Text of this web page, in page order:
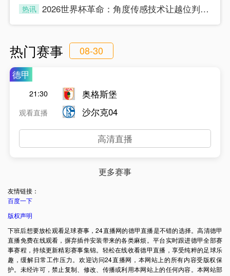
热讯
2026世界杯革命：角度传感技术让越位判罚进入“毫米级时代”
热门赛事 08-30
德甲
21:30
观看直播
奥格斯堡
沙尔克04
高清直播
更多赛事
友情链接：
百度一下
版权声明
下班后想要放松观看足球赛事，24直播网的德甲直播是不错的选择。高清德甲
直播免费在线观看，摒弃插件安装带来的各类麻烦。平台实时跟进德甲全部赛
事赛程，持续更新精彩赛事集锦。轻松在线收看德甲直播，享受纯粹的足球乐
趣，缓解日常工作压力。欢迎访问24直播网，本网站上的所有内容受版权保
护。未经许可，禁止复制、修改、传播或利用本网站上的任何内容。本网站部